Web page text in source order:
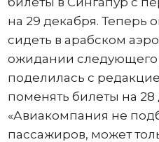
на 29 декабря. Теперь
сидеть в арабском
ожидании следующего
поделилась с
поменять билеты на 28
«Авиакомпания не
пассажиров, может